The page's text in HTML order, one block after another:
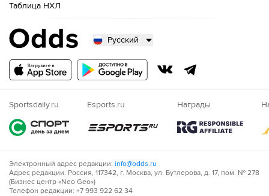
Таблица НХЛ
Русский
Русский
Nigeria
Sportsdaily.ru Esports.ru Награды
Электронный адрес редакции: info@odds.ru
Адрес редакции: Россия, 117342, г. Москва, ул. Бутлерова, д. 17, пом. № 278
(Бизнес центр «Neo Geo»)
Телефон редакции: +7 993 922 62 34